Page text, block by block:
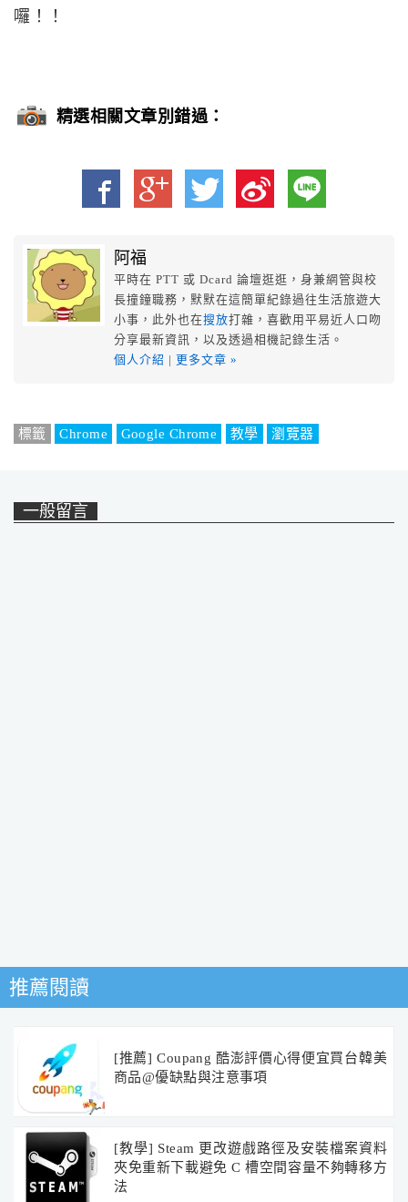
囉！！
精選相關文章別錯過：
阿福
平時在 PTT 或 Dcard 論壇逛逛，身兼網管與校
長撞鐘職務，默默在這簡單紀錄過往生活旅遊大
小事，此外也在搜放打雜，喜歡用平易近人口吻
分享最新資訊，以及透過相機記錄生活。
個人介紹 | 更多文章 »
標籤 Chrome Google Chrome 教學 瀏覽器
一般留言
推薦閱讀
[推薦] Coupang 酷澎評價心得便宜買台韓美
商品@優缺點與注意事項
[教學] Steam 更改遊戲路徑及安裝檔案資料
夾免重新下載避免 C 槽空間容量不夠轉移方
法